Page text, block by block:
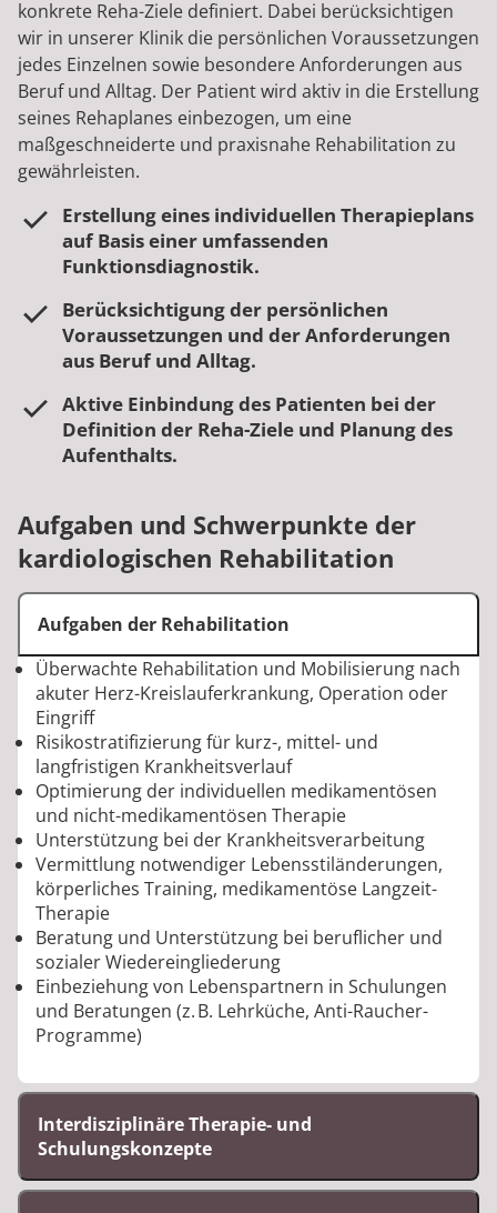
konkrete Reha-Ziele definiert. Dabei berücksichtigen
wir in unserer Klinik die persönlichen Voraussetzungen
jedes Einzelnen sowie besondere Anforderungen aus
Beruf und Alltag. Der Patient wird aktiv in die Erstellung
seines Rehaplanes einbezogen, um eine
maßgeschneiderte und praxisnahe Rehabilitation zu
gewährleisten.
Erstellung eines individuellen Therapieplans
auf Basis einer umfassenden
Funktionsdiagnostik.
Berücksichtigung der persönlichen
Voraussetzungen und der Anforderungen
aus Beruf und Alltag.
Aktive Einbindung des Patienten bei der
Definition der Reha-Ziele und Planung des
Aufenthalts.
Aufgaben und Schwerpunkte der
kardiologischen Rehabilitation
Aufgaben der Rehabilitation
Überwachte Rehabilitation und Mobilisierung nach
akuter Herz-Kreislauferkrankung, Operation oder
Eingriff
Risikostratifizierung für kurz-, mittel- und
langfristigen Krankheitsverlauf
Optimierung der individuellen medikamentösen
und nicht-medikamentösen Therapie
Unterstützung bei der Krankheitsverarbeitung
Vermittlung notwendiger Lebensstiländerungen,
körperliches Training, medikamentöse Langzeit-
Therapie
Beratung und Unterstützung bei beruflicher und
sozialer Wiedereingliederung
Einbeziehung von Lebenspartnern in Schulungen
und Beratungen (z. B. Lehrküche, Anti-Raucher-
Programme)
Interdisziplinäre Therapie- und
Schulungskonzepte